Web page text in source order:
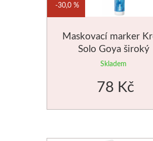
Maskovací marker
Solo Goya široký
Skladem
30,0 %
78 Kč